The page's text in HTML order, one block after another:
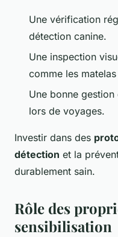
Une vérification
détection canine.
Une inspection
comme les
Une bonne
lors de voyages.
Investir dans des
détection et la
durablement sain.
Rôle des
sensibilisation